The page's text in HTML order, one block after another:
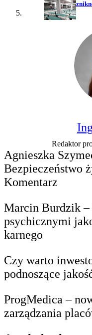
Redaktor
Agnieszka
Bezpieczeństwo
Komentarz
Marcin Burdzik –
psychicznymi
karnego
Czy warto
podnoszące
ProgMedica –
zarządzania